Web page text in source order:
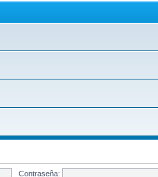
Contraseña: